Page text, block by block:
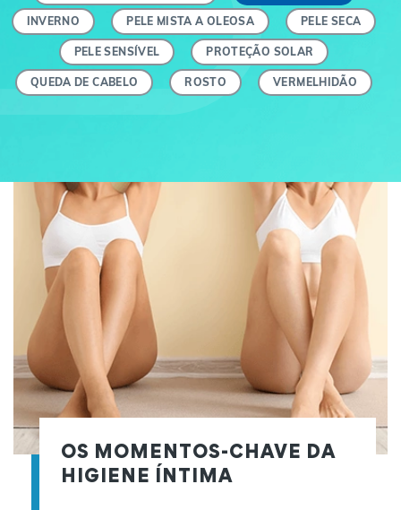
INVERNO PELE MISTA A OLEOSA PELE SECA
PELE SENSÍVEL PROTEÇÃO SOLAR
QUEDA DE CABELO ROSTO VERMELHIDÃO
OS MOMENTOS-CHAVE DA
HIGIENE ÍNTIMA